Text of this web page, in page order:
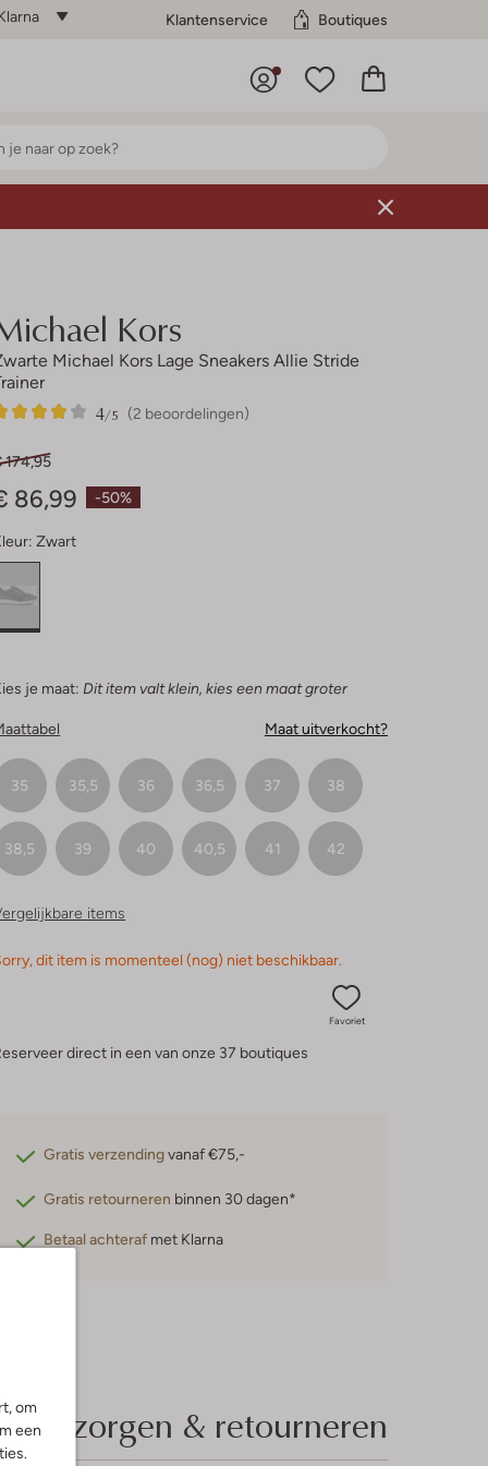
Klantenservice Boutiques
om
een
Kors
Michael Kors Lage Sneakers Allie Stride
(2 beoordelingen)
4/5
-50%
174,95
86,99
Zwart
je maat: Dit item valt klein, kies een maat groter
Maat uitverkocht?
35 35,5 36 36,5 37 38
38,5 39 40 40,5 41 42
items
dit item is momenteel (nog) niet beschikbaar.
Favoriet
direct in een van onze 37 boutiques
Gratis verzendingvanaf €75,-
Gratis retourneren binnen 30 dagen*
Betaal achteraf met Klarna
Bezorgen & retourneren